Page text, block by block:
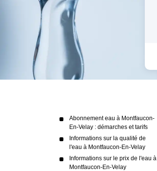
Abonnement eau à Montfaucon-
En-Velay : démarches et tarifs
Informations sur la qualité de
l'eau à Montfaucon-En-Velay
Informations sur le prix de l'eau à
Montfaucon-En-Velay